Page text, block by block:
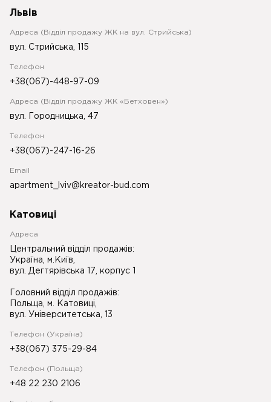
Львів
Адреса (Відділ продажу ЖК на вул. Стрийська)
вул. Стрийська, 115
Телефон
+38(067)-448-97-09
Адреса (Відділ продажу ЖК «Бетховен»)
вул. Городницька, 47
Телефон
+38(067)-247-16-26
Email
apartment_lviv@kreator-bud.com
Катовиці
Адреса
Центральний відділ продажів:
Україна, м.Київ,
вул. Дегтярівська 17, корпус 1
Головний відділ продажів:
Польща, м. Катовиці,
вул. Університетська, 13
Телефон (Україна)
+38(067) 375-29-84
Телефон (Польща)
+48 22 230 2106